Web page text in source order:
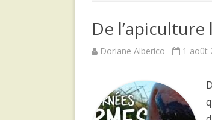
De
Doriane Alberico 1 août